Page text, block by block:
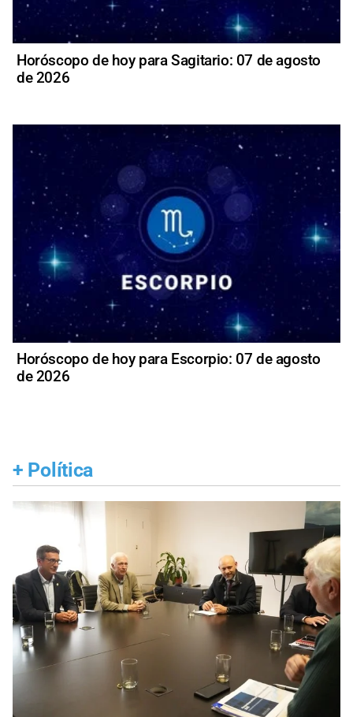
Horóscopo de hoy para Sagitario: 07 de agosto
de 2026
Horóscopo de hoy para Escorpio: 07 de agosto
de 2026
+ Política